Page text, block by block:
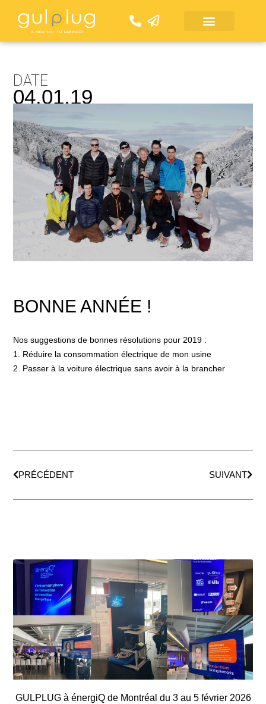
DATE
04.01.19
BONNE ANNÉE !
Nos suggestions de bonnes résolutions pour 2019 :
1. Réduire la consommation électrique de mon usine
2. Passer à la voiture électrique sans avoir à la brancher
PRÉCÉDENT SUIVANT
GULPLUG à énergiQ de Montréal du 3 au 5 février 2026